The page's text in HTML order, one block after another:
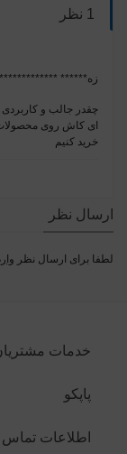
1 نظر
زه******
چقدر جالب و
ای کاش روی محصولات
خرید کنیم
ارسال نظر
لطفا برای ارسال نظر
خدمات
پاپکو
اطلاعات تماس